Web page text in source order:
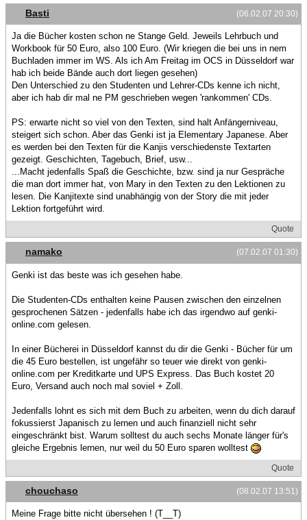
(06.02.07 20:30)
Basti
Ja die Bücher kosten schon ne Stange Geld. Jeweils Lehrbuch und
Workbook für 50 Euro, also 100 Euro. (Wir kriegen die bei uns in nem
Buchladen immer im WS. Als ich Am Freitag im OCS in Düsseldorf war
hab ich beide Bände auch dort liegen gesehen)
Den Unterschied zu den Studenten und Lehrer-CDs kenne ich nicht,
aber ich hab dir mal ne PM geschrieben wegen 'rankommen' CDs.
PS: erwarte nicht so viel von den Texten, sind halt Anfängerniveau,
steigert sich schon. Aber das Genki ist ja Elementary Japanese. Aber
es werden bei den Texten für die Kanjis verschiedenste Textarten
gezeigt. Geschichten, Tagebuch, Brief, usw...
...Macht jedenfalls Spaß die Geschichte, bzw. sind ja nur Gespräche
die man dort immer hat, von Mary in den Texten zu den Lektionen zu
lesen. Die Kanjitexte sind unabhängig von der Story die mit jeder
Lektion fortgeführt wird.
Quote
(07.02.07 01:30)
namako
Genki ist das beste was ich gesehen habe.
Die Studenten-CDs enthalten keine Pausen zwischen den einzelnen
gesprochenen Sätzen - jedenfalls habe ich das irgendwo auf genki-
online.com gelesen.
In einer Bücherei in Düsseldorf kannst du dir die Genki - Bücher für um
die 45 Euro bestellen, ist ungefähr so teuer wie direkt von genki-
online.com per Kreditkarte und UPS Express. Das Buch kostet 20
Euro, Versand auch noch mal soviel + Zoll.
Jedenfalls lohnt es sich mit dem Buch zu arbeiten, wenn du dich darauf
fokussierst Japanisch zu lernen und auch finanziell nicht sehr
eingeschränkt bist. Warum solltest du auch sechs Monate länger für's
gleiche Ergebnis lernen, nur weil du 50 Euro sparen wolltest
Quote
(08.02.07 13:51)
chouchaso
Meine Frage bitte nicht übersehen ! (T__T)